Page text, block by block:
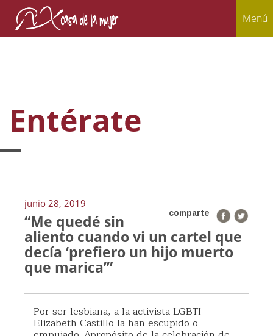
Menú
Entérate
junio 28, 2019
comparte
“Me quedé sin
aliento cuando vi un cartel que
decía ‘prefiero un hijo muerto
que marica’”
Por ser lesbiana, a la activista LGBTI
Elizabeth Castillo la han escupido o